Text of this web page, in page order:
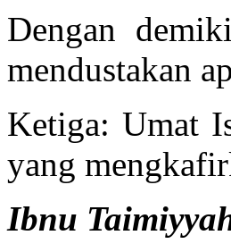
Dengan
mendustakan
Ketiga: Umat
yang
Ibnu